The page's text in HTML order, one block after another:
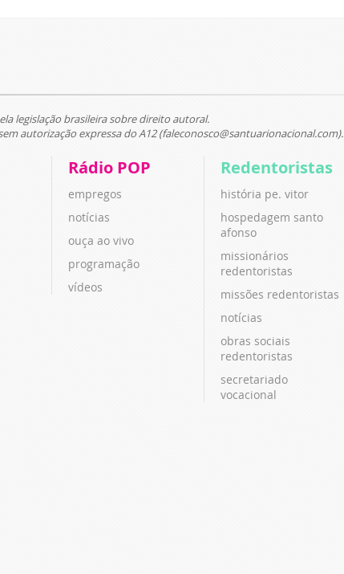
legislação brasileira sobre direito autoral.
autorização expressa do A12 (faleconosco@santuarionacional.com).
Rádio POP
empregos
notícias
ouça ao vivo
programação
vídeos
Redentoristas
história pe. vitor
hospedagem santo
afonso
missionários
redentoristas
missões redentoristas
notícias
obras sociais
redentoristas
secretariado
vocacional